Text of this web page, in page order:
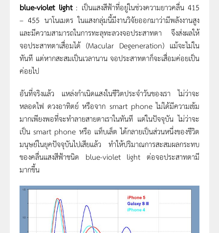
blue-violet light: เป็นแสงสีฟ้าที่อยู่ในช่วงความยาวคลื่น 415
– 455 นาโนเมตร ในแสงกลุ่มนี้มีงานวิจัยออกมาว่ามีพลังงานสูง
และมีความสามารถในการทะลุทะลวงจอประสาทตา จึงส่งผลให้
จอประสาทตาเสื่อมได้ (Macular Degeneration) แม้จะไม่ใน
ทันที แต่หากสะสมเป็นเวลานาน จอประสาทตาก็จะเสื่อมค่อยเป็น
ค่อยไป
อันที่จริงแล้ว แหล่งกำเนิดแสงในชีวิตประจำวันของเรา ไม่ว่าจะ
หลอดไฟ ดวงอาทิตย์ หรือจาก smart phone ไม่ได้มีความเข้ม
มากเพียงพอที่จะทำลายสายตาเราในทันที แต่ในปัจจุบัน ไม่ว่าจะ
เป็น smart phone หรือ แท็บเล็ต ได้กลายเป็นส่วนหนึ่งของชีวิต
มนุษย์ในยุคปัจจุบันไปเสียแล้ว ทำให้ปริมาณการสะสมผลกระทบ
ของคลื่นแสงสีฟ้าชนิด blue-violet light ต่อจอประสาทตามี
มากขึ้น